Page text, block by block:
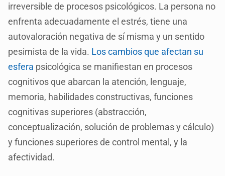
irreversible de procesos psicológicos. La persona no
enfrenta adecuadamente el estrés, tiene una
autovaloración negativa de sí misma y un sentido
pesimista de la vida. Los cambios que afectan su
esfera psicológica se manifiestan en procesos
cognitivos que abarcan la atención, lenguaje,
memoria, habilidades constructivas, funciones
cognitivas superiores (abstracción,
conceptualización, solución de problemas y cálculo)
y funciones superiores de control mental, y la
afectividad.